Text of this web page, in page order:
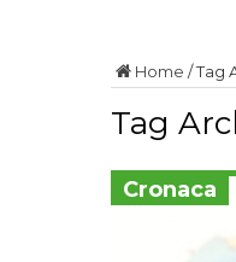
Home /Tag
Tag
Cronaca